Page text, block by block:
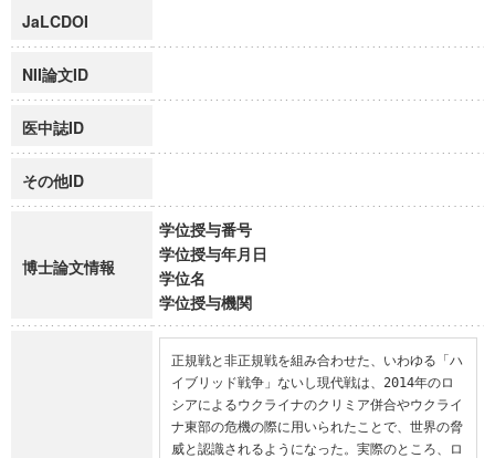
JaLCDOI
NII論文ID
医中誌ID
その他ID
博士論文情報
学位授与番号
学位授与年月日
学位名
学位授与機関
正規戦と非正規戦を組み合わせた、いわゆる「ハ
イブリッド戦争」ないし現代戦は、2014年のロ
シアによるウクライナのクリミア併合やウクライ
ナ東部の危機の際に用いられたことで、世界の脅
威と認識されるようになった。実際のところ、ロ